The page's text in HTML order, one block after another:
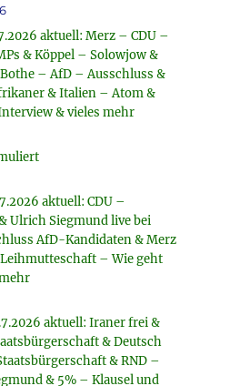
aktuell: Merz – CDU –
& Köppel – Solowjow &
– AfD – Ausschluss &
& Italien – Atom &
& vieles mehr
aktuell: CDU –
Ulrich Siegmund live bei
AfD-Kandidaten & Merz
– Wie geht
aktuell: Iraner frei &
& Deutsch
& RND –
& 5% – Klausel und